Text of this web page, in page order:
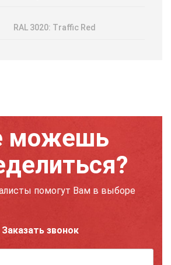
RAL 3020: Traffic Red
можешь
помогут Вам в выборе
Заказать звонок